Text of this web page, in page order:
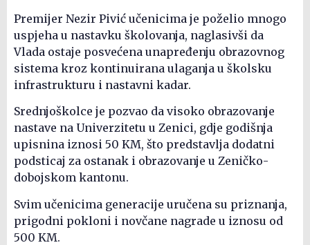
Premijer Nezir Pivić učenicima je poželio mnogo
uspjeha u nastavku školovanja, naglasivši da
Vlada ostaje posvećena unapređenju obrazovnog
sistema kroz kontinuirana ulaganja u školsku
infrastrukturu i nastavni kadar.
Srednjoškolce je pozvao da visoko obrazovanje
nastave na Univerzitetu u Zenici, gdje godišnja
upisnina iznosi 50 KM, što predstavlja dodatni
podsticaj za ostanak i obrazovanje u Zeničko-
dobojskom kantonu.
Svim učenicima generacije uručena su priznanja,
prigodni pokloni i novčane nagrade u iznosu od
500 KM.